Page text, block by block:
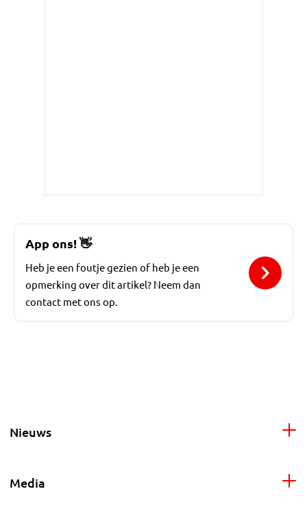
App ons!👋
Heb je een foutje gezien of heb je een
opmerking over dit artikel? Neem dan
contact met ons op.
Nieuws
Media